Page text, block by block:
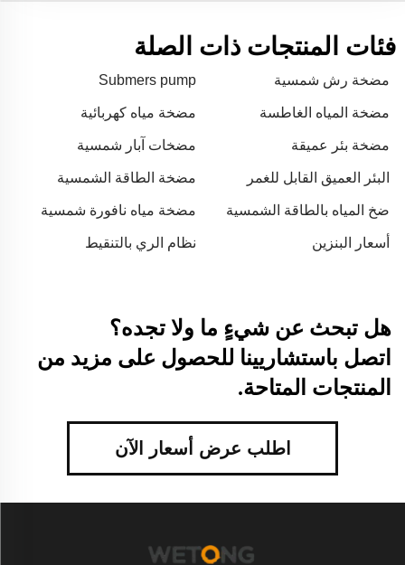
فئات المنتجات ذات الصلة
مضخة رش شمسية Submers pump
مضخة المياه الغاطسة مضخة مياه كهربائية
مضخة بئر عميقة مضخات آبار شمسية
البئر العميق القابل للغمر مضخة الطاقة الشمسية
ضخ المياه بالطاقة الشمسية
للزراعة
مضخة مياه نافورة شمسية
أسعار البنزين نظام الري بالتنقيط
هل تبحث عن شيءٍ ما ولا تجده؟
اتصل باستشاريينا للحصول على مزيد من
المنتجات المتاحة.
اطلب عرض أسعار الآن